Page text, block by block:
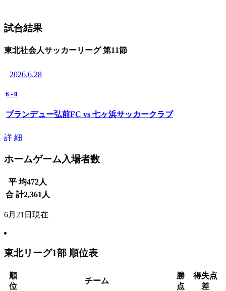
試合結果
東北社会人サッカーリーグ 第11節
2026.6.28
6 - 0
ブランデュー弘前FC vs 七ヶ浜サッカークラブ
詳 細
ホームゲーム入場者数
平 均472人
合 計2,361 人
6月21日現在
東北リーグ1部 順位表
順
位
チーム
勝
点
得失点
差